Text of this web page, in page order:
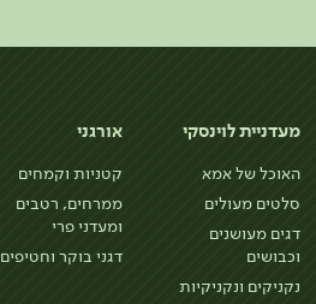
מעדניית לוינסקי
האוכל של אמא
סלטים מעולים
דגים מעושנים
וכבושים
נקניקים ונקניקיות
אורגני
קטניות וקמחים
ממרחים, רטבים
ומעדני פרי
דגני בוקר וחטיפים